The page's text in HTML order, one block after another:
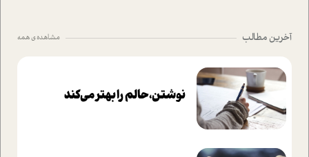
آخرین مطالب مشاهده ی همه
نوشتن، حالم را بهتر می‌کند